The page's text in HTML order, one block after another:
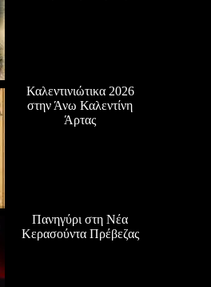
Καλεντινιώτικα 2026
στην Άνω Καλεντίνη
Άρτας
Πανηγύρι στη Νέα
Κερασούντα Πρέβεζας